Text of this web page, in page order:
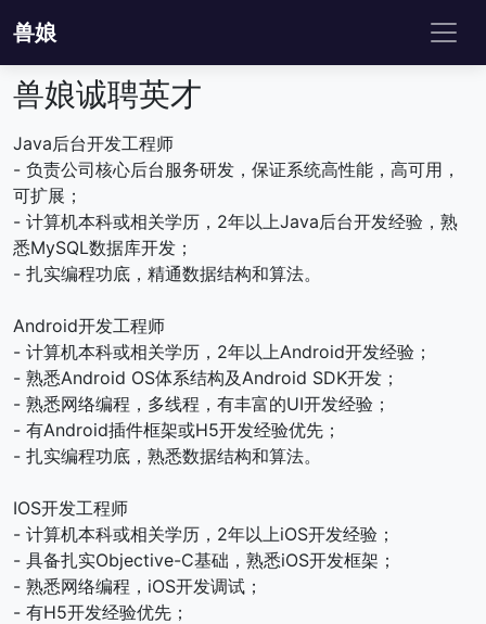
兽娘
兽娘诚聘英才
Java后台开发工程师
- 负责公司核心后台服务研发，保证系统高性能，高可用，
可扩展；
- 计算机本科或相关学历，2年以上Java后台开发经验，熟
悉MySQL数据库开发；
- 扎实编程功底，精通数据结构和算法。
Android开发工程师
- 计算机本科或相关学历，2年以上Android开发经验；
- 熟悉Android OS体系结构及Android SDK开发；
- 熟悉网络编程，多线程，有丰富的UI开发经验；
- 有Android插件框架或H5开发经验优先；
- 扎实编程功底，熟悉数据结构和算法。
IOS开发工程师
- 计算机本科或相关学历，2年以上iOS开发经验；
- 具备扎实Objective-C基础，熟悉iOS开发框架；
- 熟悉网络编程，iOS开发调试；
- 有H5开发经验优先；